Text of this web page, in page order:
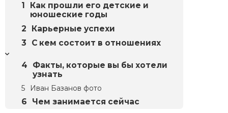
Как прошли его детские и
юношеские годы
Карьерные успехи
С кем состоит в отношениях
Факты, которые вы бы хотели
узнать
Иван Базанов фото
Чем занимается сейчас